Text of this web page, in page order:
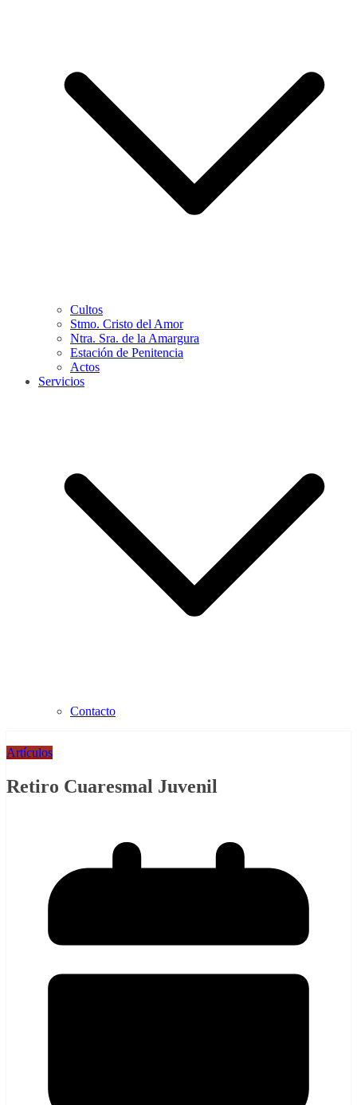
Cultos
Stmo. Cristo del Amor
Ntra. Sra. de la Amargura
Estación de Penitencia
Actos
Servicios
Contacto
Artículos
Retiro Cuaresmal Juvenil